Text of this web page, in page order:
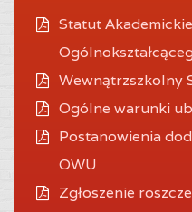
Statut
Wewnątrzszkolny
Ogólne warunki
Postanowienia
OWU
Zgłoszenie